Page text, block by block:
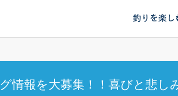
釣りを楽し
情報を大募集！！喜びと悲し